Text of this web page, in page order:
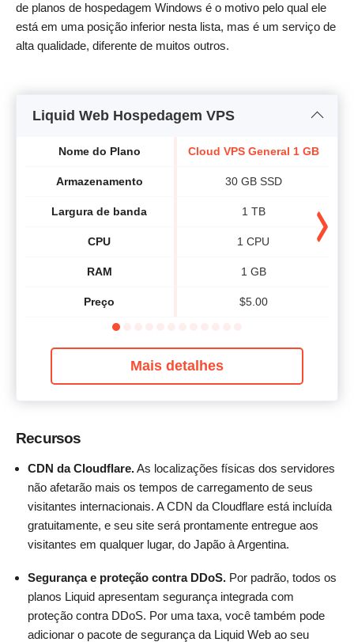
de planos de hospedagem Windows é o motivo pelo qual ele
está em uma posição inferior nesta lista, mas é um serviço de
alta qualidade, diferente de muitos outros.
Liquid Web Hospedagem VPS
Nome do Plano
Armazenamento
Largura de banda
CPU
RAM
Preço
Cloud VPS General 1 GB
30 GB SSD
1 TB
1 CPU
1 GB
$5.00
Mais detalhes
Recursos
CDN da Cloudflare.As localizações físicas dos servidores
não afetarão mais os tempos de carregamento de seus
visitantes internacionais. A CDN da Cloudflare está incluída
gratuitamente, e seu site será prontamente entregue aos
visitantes em qualquer lugar, do Japão à Argentina.
Segurança e proteção contra DDoS. Por padrão, todos os
planos Liquid apresentam segurança integrada com
proteção contra DDoS. Por uma taxa, você também pode
adicionar o pacote de segurança da Liquid Web ao seu